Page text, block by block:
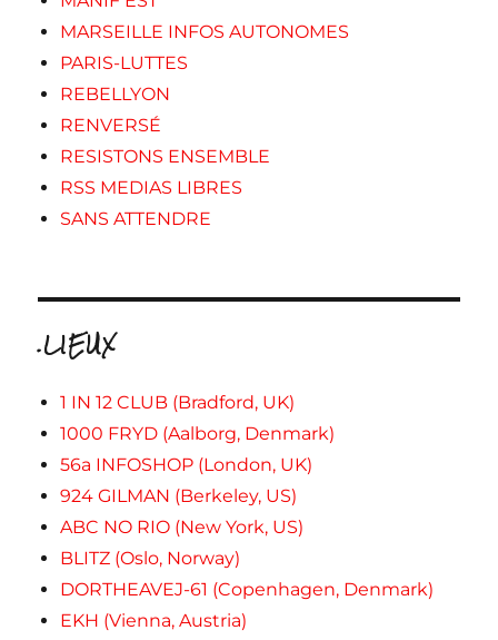
MARSEILLE INFOS AUTONOMES
PARIS-LUTTES
REBELLYON
RENVERSÉ
RESISTONS ENSEMBLE
RSS MEDIAS LIBRES
SANS ATTENDRE
.LIEUX
1 IN 12 CLUB (Bradford, UK)
1000 FRYD (Aalborg, Denmark)
56a INFOSHOP (London, UK)
924 GILMAN (Berkeley, US)
ABC NO RIO (New York, US)
BLITZ (Oslo, Norway)
DORTHEAVEJ-61 (Copenhagen, Denmark)
EKH (Vienna, Austria)